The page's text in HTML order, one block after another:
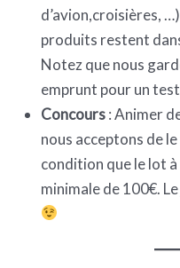
d’avion,croisières,
produits restent
Notez que nous
emprunt pour un
Concours: Animer
nous acceptons de
condition que le lot
minimale de 100€.